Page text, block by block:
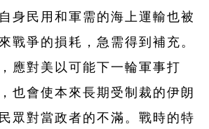
身民用和軍需的海上運輸也被
戰爭的損耗，急需得到補充。
應對美以可能下一輪軍事打
也會使本來長期受制裁的伊朗
眾對當政者的不滿。戰時的特